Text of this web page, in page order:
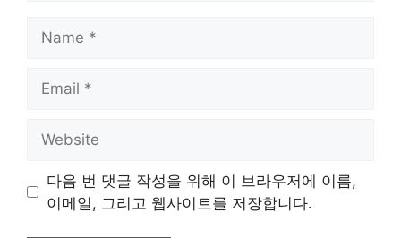
다음 번 댓글 작성을 위해 이 브라우저에 이름,
이메일, 그리고 웹사이트를 저장합니다.